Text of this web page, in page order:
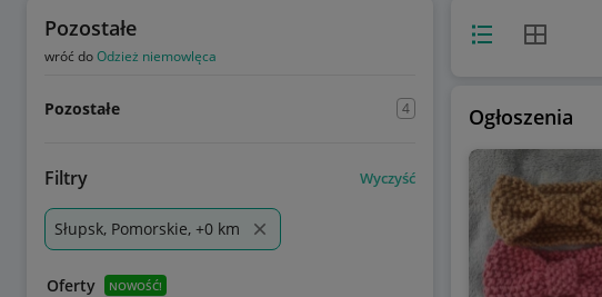
Pozostałe
wróć doOdzież niemowlęca
Pozostałe 4
Filtry Wyczyść
Słupsk, Pomorskie, +0 km
Oferty NOWOŚĆ!
Widok listyWidok siatki
Ogłoszenia